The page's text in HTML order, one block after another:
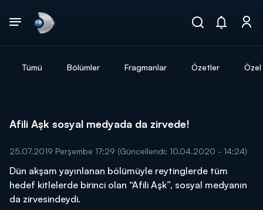
Tümü Bölümler Fragmanlar Özetler
Afili Aşk sosyal medyada da zirvede!
25.07.2019 Perşembe 17:29 (Güncellendi: 10.04.2020 - 14:24)
Dün akşam yayınlanan bölümüyle reytinglerde tüm
hedef kitlelerde birinci olan “Afili Aşk”, sosyal medyanın
da zirvesindeydi.